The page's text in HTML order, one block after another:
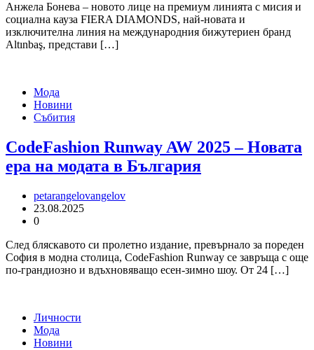
Анжела Бонева – новото лице на премиум линията с мисия и
социална кауза FIERA DIAMONDS, най-новата и
изключителна линия на международния бижутериен бранд
Altınbaş, представи […]
Мода
Новини
Събития
CodeFashion Runway AW 2025 – Новата
ера на модата в България
petarangelovangelov
23.08.2025
0
След бляскавото си пролетно издание, превърнало за пореден
София в модна столица, CodeFashion Runway се завръща с още
по-грандиозно и вдъхновяващо есен-зимно шоу. От 24 […]
Личности
Мода
Новини